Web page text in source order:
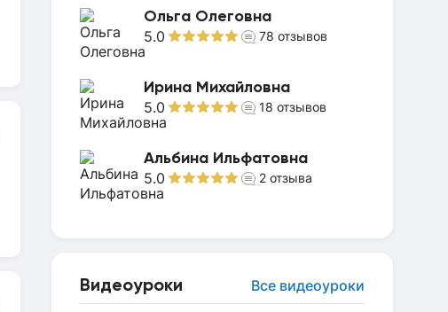
Ольга Олеговна
5.0 78 отзывов
Ирина Михайловна
5.0 18 отзывов
Альбина Ильфатовна
5.0 2 отзыва
Видеоуроки Все видеоуроки